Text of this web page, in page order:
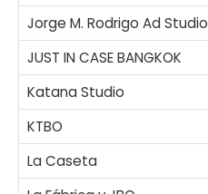
Jorge M. Rodrigo Ad Studio
JUST IN CASE BANGKOK
Katana Studio
KTBO
La Caseta